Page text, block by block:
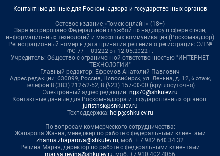
Контактные данные для Роскомнадзора и государственных органов
Сетевое издание «Томск онлайн» (18+)
Зарегистрировано Федеральной службой по надзору в сфере связи,
информационных технологий и массовых коммуникаций (Роскомнадзор)
Регистрационный номер и дата принятия решения о регистрации: ЭЛ №
ФС 77 – 83222 от 12.05.2022 г.
Учредитель: Общество с ограниченной ответственностью "ИНТЕРНЕТ
ТЕХНОЛОГИИ"
Главный редактор: Ефремов Анатолий Павлович
Адрес редакции: 630099, Россия, Новосибирск, ул. Ленина, д. 12, 6 этаж,
телефон 8 (383) 212-52-52, 8 (923) 157-00-00 (круглосуточно)
Электронный адрес редакции: ngs70@shkulev.ru
Контактные данные для Роскомнадзора и государственных органов:
juristnsk@shkulev.ru
Техподдержка: help@shkulev.ru
По вопросам коммерческого сотрудничества:
Жапарова Жанна, менеджер по работе с федеральными клиентами
zhanna.zhaparova@shkulev.ru, моб. + 7 982 640 34 32
Ревина Мария, директор по работе с федеральными клиентами
mariya.revina@shkulev.ru, моб. +7 910 402 4056